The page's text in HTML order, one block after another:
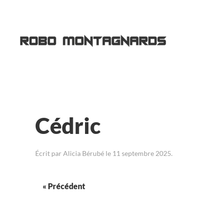
Cédric
Écrit par Alicia Bérubé le 11 septembre 2025.
« Précédent